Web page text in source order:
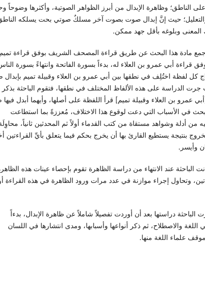
الناطق؛ وظاهرة الإبدال من أبرز الظواهر الصوتية، وأكثرها وضوحاً
حيث إنَّ إبدال صوت بصوت آخر مسلكٌ صوتي بحت يسلكه
المعنى وبلوغه بأقل جهد ممكن.
مادة هذا البحث عن طريق قراءة المصحف الشريف بوفق قراءة تميم
قراءة أبي عمرو بن العلاء له، بدءاً بسورة الفاتحة وانتهاءً بسورة
كل لفظة اختُلِف في نطقها بين أبي عمرو بن العلاء وقبيلة تميم
جرت الدراسة على هذه الألفاظ المختلف في نطقها، فتقوم الباحثة بذكر
عمرو بن العلاء وقبيلة تميم] قرأ اللفظة على أصلها، وأيهما أبدل فيها
في الأسباب التي دعت لوقوع هذا الاختلاف، مُعززةً بما استطاعت
من أدلة وشواهد مستقاة من كتب القدماء أولاً ثم المحدثين ثانياً،
بنتيجة يستطيع القارئ بها أن يخرج بحكم فيما يتعلق بأيِّ القراءتين
وأيسر.
الباحثة عند الانتهاء من دراسة الظاهرة تقوم بإحصاء عينات هذه
وتحاول إجراء موازنة في عدد مرات ورود الظاهرة في هذه القراءة
الباحثة دراستها بعد أن أوردت تفصيلاً شاملاً عن ظاهرة الإبدال، بدءاً
اللغة والاصطلاح، ثم ذكر أنواعها وأسبابها، ومدى انتشارها في اللسان
علماء اللغة منها.